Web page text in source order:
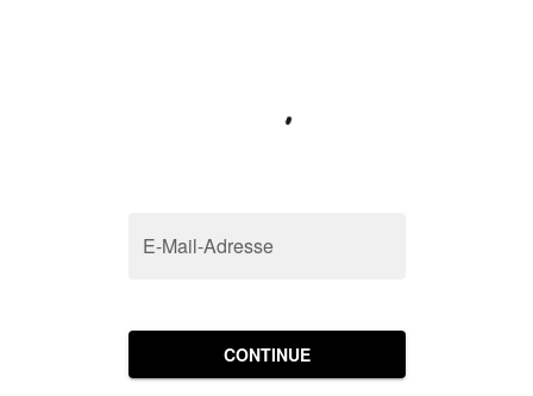
E-Mail-Adresse
CONTINUE